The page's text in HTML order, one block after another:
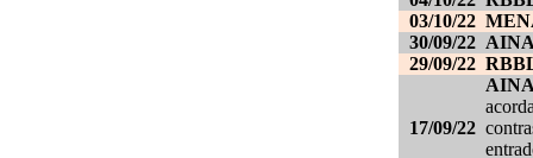
03/10/22
30/09/22
29/09/22
17/09/22